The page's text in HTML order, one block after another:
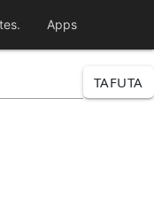
Apps
TAFUTA